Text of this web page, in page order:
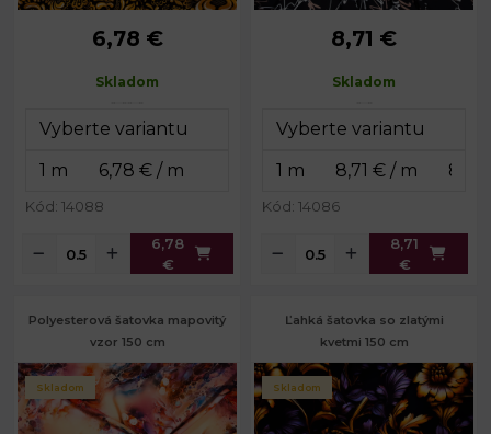
6,78 €
Skladom
Kód: 14088
6,78
€
8,71 €
Skladom
Kód: 14086
8,71
€
Polyesterová šatovka mapovitý
vzor 150 cm
Skladom
Ľahká šatovka so zlatými
kvetmi 150 cm
Skladom